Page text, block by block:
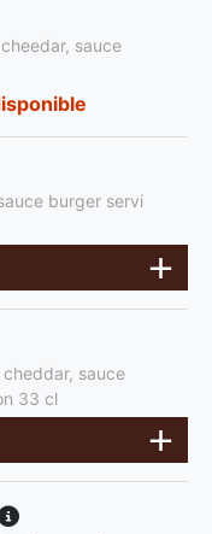
sauce
burger servi
sauce
33 cl